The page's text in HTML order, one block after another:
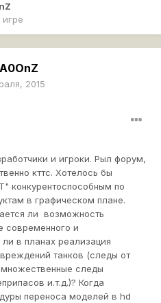
2015
и игроки. Рыл форум,
кттс. Хотелось бы
конкурентоспособным по
в графическом плане.
ли возможность
современного и
в планах реализация
танков (следы от
следы
и.т.д.)? Когда
переноса моделей в hd